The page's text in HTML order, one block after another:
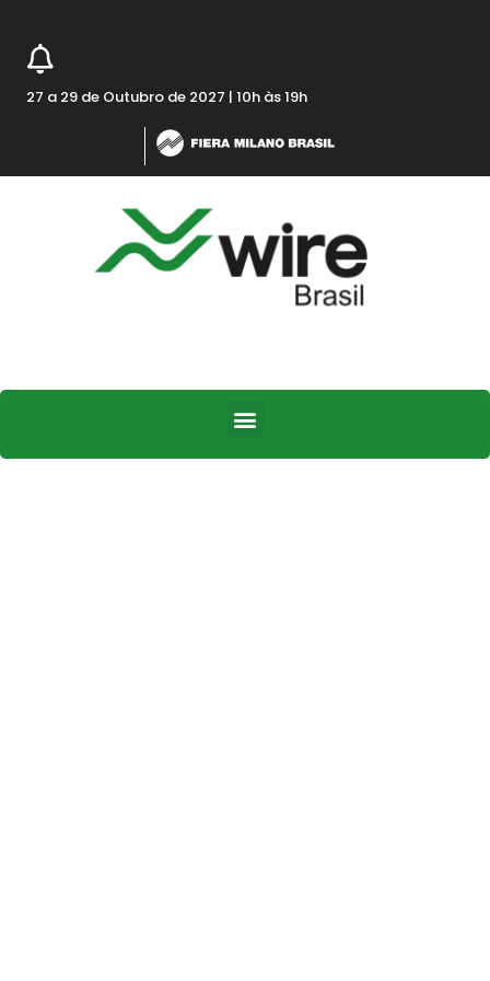
27 a 29 de Outubro de 2027 | 10h às 19h